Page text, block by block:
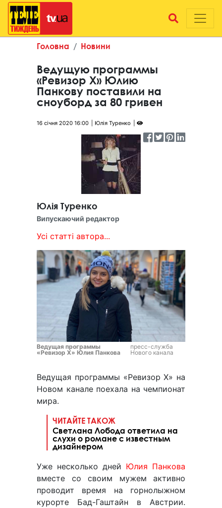
Головна Новини
Ведущую программы
«Ревизор Х» Юлию
Панкову поставили на
сноуборд за 80 гривен
16 січня 2020 16:00 Юлія Туренко
Юлія Туренко
Випускаючий редактор
Усі статті автора...
Ведущая программы
«Ревизор Х» Юлия Панкова
пресс-служба
Нового канала
Ведущая программы «Ревизор Х» на
Новом канале поехала на чемпионат
мира.
ЧИТАЙТЕ ТАКОЖ
Светлана Лобода ответила на
слухи о романе с известным
дизайнером
Уже несколько дней Юлия Панкова
вместе со своим мужем активно
проводит время на горнолыжном
курорте Бад-Гаштайн в Австрии.